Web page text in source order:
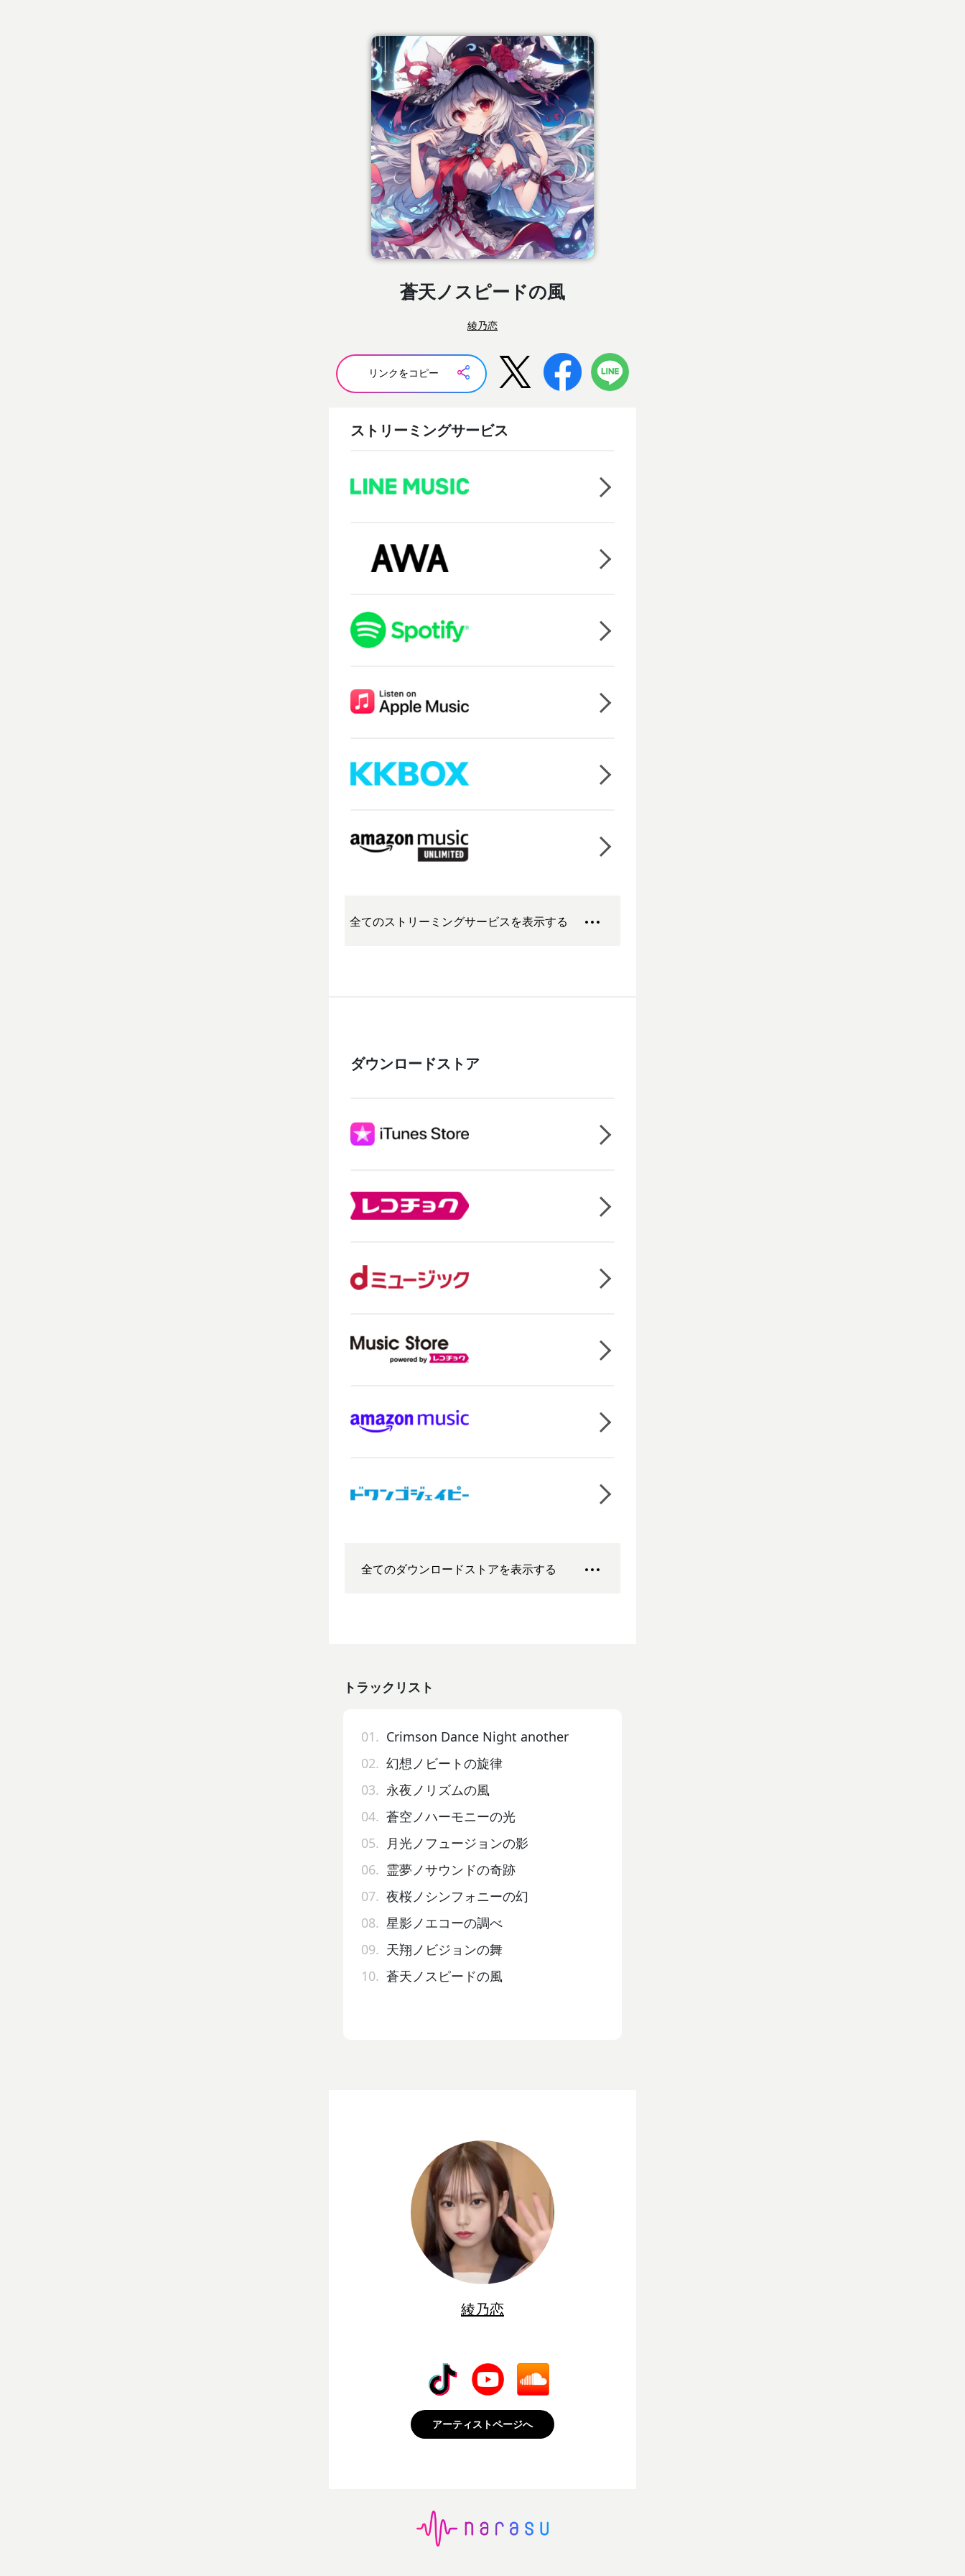
蒼天ノスピードの風
綾乃恋
リンクをコピー
ストリーミングサービス
全てのストリーミングサービスを表示する
ダウンロードストア
全てのダウンロードストアを表示する
トラックリスト
01. Crimson Dance Night another
02. 幻想ノビートの旋律
03. 永夜ノリズムの風
04. 蒼空ノハーモニーの光
05. 月光ノフュージョンの影
06. 霊夢ノサウンドの奇跡
07. 夜桜ノシンフォニーの幻
08. 星影ノエコーの調べ
09. 天翔ノビジョンの舞
10. 蒼天ノスピードの風
綾乃恋
アーティストページへ